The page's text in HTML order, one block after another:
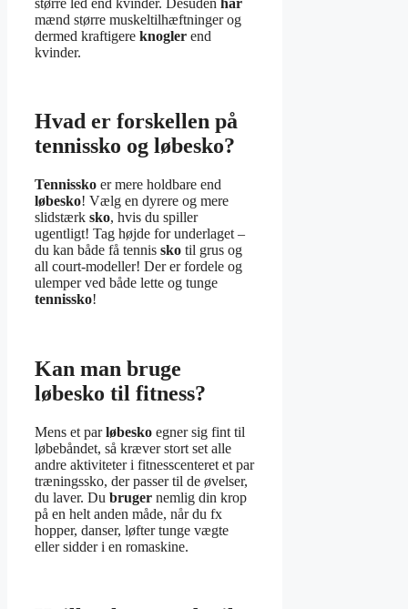
mænd større muskeltilhæftninger og
dermed kraftigere knogler end
kvinder.
Hvad er forskellen på
tennissko og løbesko?
Tennissko er mere holdbare end
løbesko! Vælg en dyrere og mere
slidstærk sko, hvis du spiller
ugentligt! Tag højde for underlaget –
du kan både få tennis sko til grus og
all court-modeller! Der er fordele og
ulemper ved både lette og tunge
tennissko!
Kan man bruge
løbesko til fitness?
Mens et parløbesko egner sig fint til
løbebåndet, så kræver stort set alle
andre aktiviteter i fitnesscenteret et par
træningssko, der passer til de øvelser,
du laver. Du bruger nemlig din krop
på en helt anden måde, når du fx
hopper, danser, løfter tunge vægte
eller sidder i en romaskine.